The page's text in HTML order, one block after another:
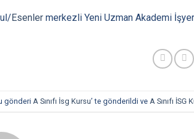
Esenler merkezli Yeni Uzman Akademi
gönderi A Sınıfı İsg Kursu’ te gönderildi ve A Sınıfı İSG